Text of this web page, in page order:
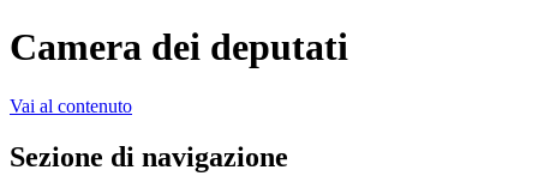
Camera dei deputati
Vai al contenuto
Sezione di navigazione